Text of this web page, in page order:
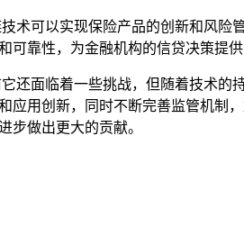
术可以实现保险产品的创新和风险
靠性，为金融机构的信贷决策提供
还面临着一些挑战，但随着技术的
应用创新，同时不断完善监管机制
步做出更大的贡献。